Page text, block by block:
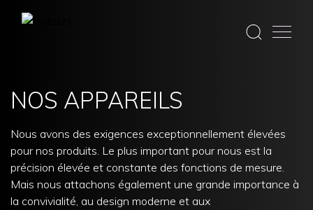
content
NOS APPAREILS
Nous avons des exigences exceptionnellement élevées
pour nos produits. Le plus important pour nous est la
précision élevée et constante des fonctions de mesure.
Mais nous attachons également une grande importance à
la convivialité, au design moderne et aux